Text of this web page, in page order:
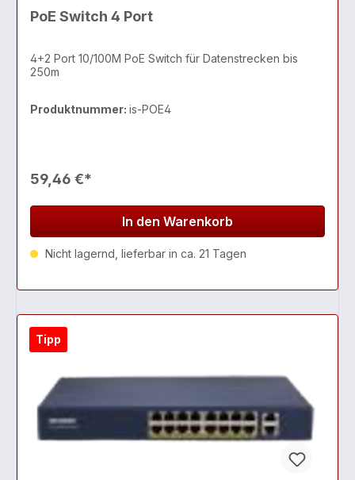
PoE Switch 4 Port
4+2 Port 10/100M PoE Switch für Datenstrecken bis
250m
Produktnummer: is-POE4
59,46 €*
In den Warenkorb
Nicht lagernd, lieferbar in ca. 21 Tagen
Tipp